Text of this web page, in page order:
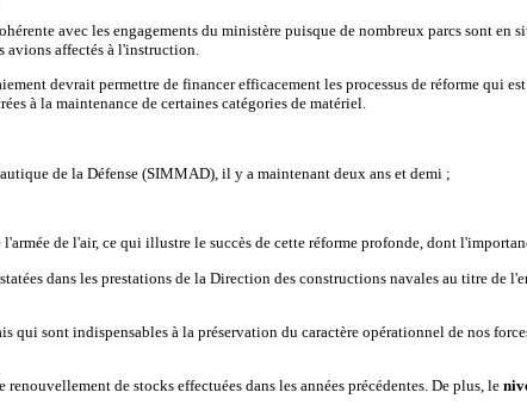
avec les engagements du ministère puisque de nombreux parcs sont en
avions affectés à l'instruction.
devrait permettre de financer efficacement les processus de réforme qui
à la maintenance de certaines catégories de matériel.
de la Défense (SIMMAD), il y a maintenant deux ans et demi ;
de l'air, ce qui illustre le succès de cette réforme profonde, dont
dans les prestations de la Direction des constructions navales au titre de
sont indispensables à la préservation du caractère opérationnel de nos
de stocks effectuées dans les années précédentes. De plus, le